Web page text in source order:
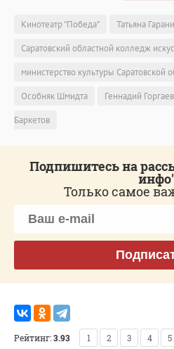
Кинотеатр "Победа"
Татьяна
Саратовский областной колледж
министерство культуры Саратовской
Особняк Шмидта
Геннадий Горгаев
Баркетов
Подпишитесь на
Только самое
Рейтинг:3.93 1 2 3 4 5